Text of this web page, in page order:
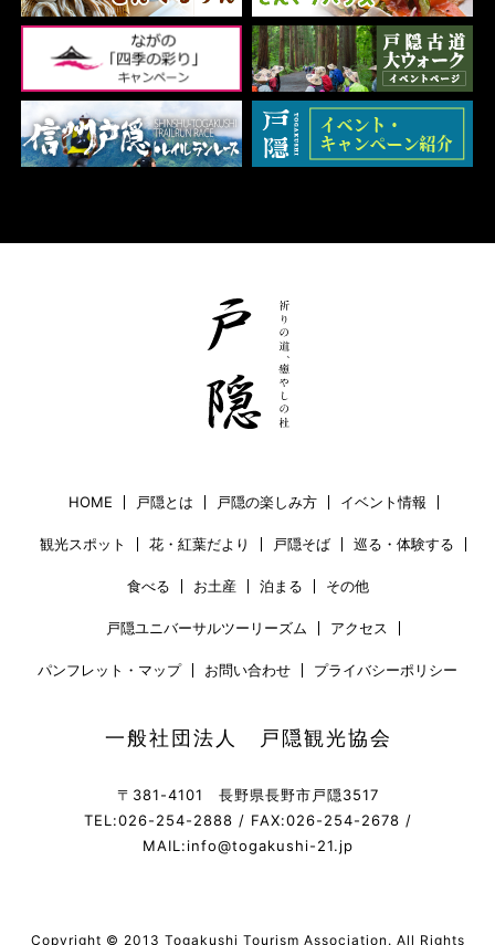
HOME 戸隠とは 戸隠の楽しみ方 イベント情報
観光スポット 花・紅葉だより 戸隠そば 巡る・体験する
食べる お土産 泊まる その他
戸隠ユニバーサルツーリーズム アクセス
パンフレット・マップ お問い合わせ プライバシーポリシー
一般社団法人 戸隠観光協会
〒381-4101 長野県長野市戸隠3517
TEL:026-254-2888 / FAX:026-254-2678 /
MAIL:info@togakushi-21.jp
Copyright © 2013 Togakushi Tourism Association. All Rights